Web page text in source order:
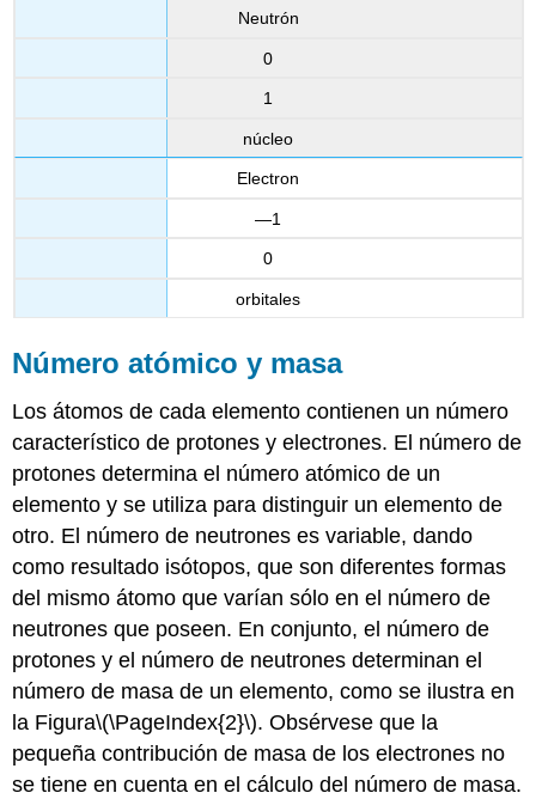
Neutrón
0
1
núcleo
Electron
—1
0
orbitales
Número atómico y masa
Los átomos de cada elemento contienen un número
característico de protones y electrones. El número de
protones determina el número atómico de un
elemento y se utiliza para distinguir un elemento de
otro. El número de neutrones es variable, dando
como resultado isótopos, que son diferentes formas
del mismo átomo que varían sólo en el número de
neutrones que poseen. En conjunto, el número de
protones y el número de neutrones determinan el
número de masa de un elemento, como se ilustra en
la Figura\(\PageIndex{2}\). Obsérvese que la
pequeña contribución de masa de los electrones no
se tiene en cuenta en el cálculo del número de masa.